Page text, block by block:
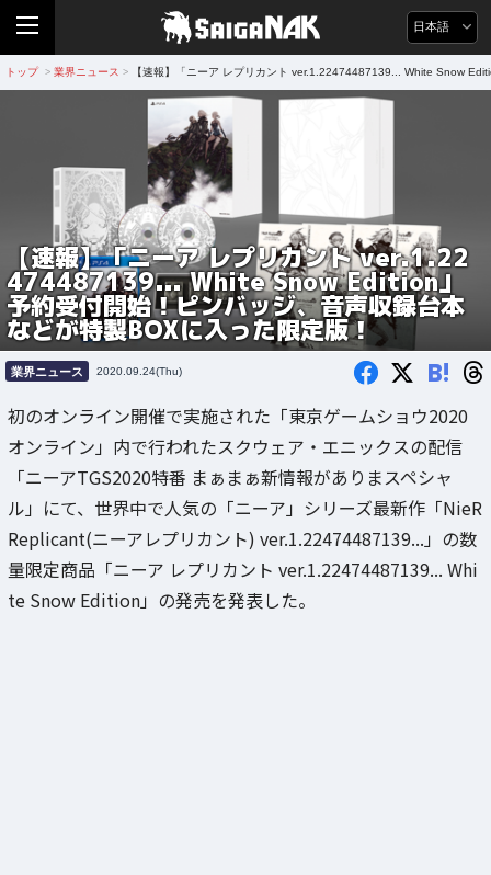
日本語
トップ > 業界ニュース > 【速報】「ニーア レプリカント ver.1.22474487139... White Snow
【速報】「ニーア レプリカント ver.1.22
474487139... White Snow Edition」
予約受付開始！ピンバッジ、音声収録台本
などが特製BOXに入った限定版！
業界ニュース 2020.09.24(Thu) B!
初のオンライン開催で実施された「東京ゲームショウ2020
オンライン」内で行われたスクウェア・エニックスの配信
「ニーアTGS2020特番 まぁまぁ新情報がありまスペシャ
ル」にて、世界中で人気の「ニーア」シリーズ最新作「NieR
Replicant(ニーアレプリカント) ver.1.22474487139...」の数
量限定商品「ニーア レプリカント ver.1.22474487139... Whi
te Snow Edition」の発売を発表した。